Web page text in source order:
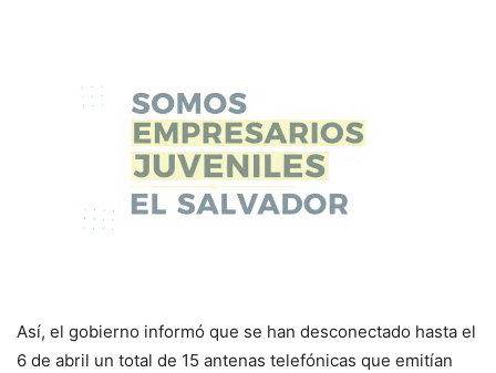
Así, el gobierno informó que se han desconectado hasta el
6 de abril un total de 15 antenas telefónicas que emitían